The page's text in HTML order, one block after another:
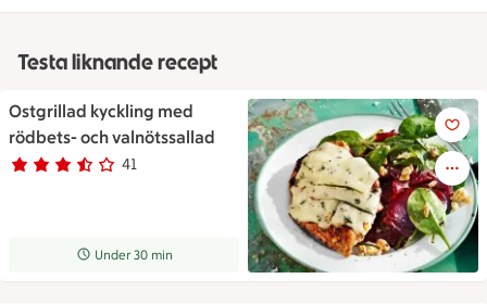
Testa liknande recept
Ostgrillad kyckling med
rödbets- och valnötssallad
Betyg 3.5 av 5. 41
41 personer har röstat
Receptet tar Under 30 min att tillaga
Under 30 min
Ostgrillad kyckling med